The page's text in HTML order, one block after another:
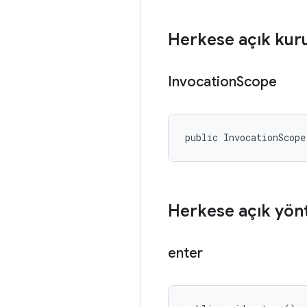
Herkese açık
InvocationScope
public
Herkese açık
enter